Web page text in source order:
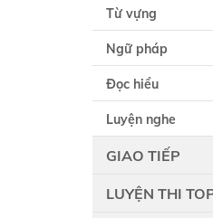
Từ vựng
Ngữ pháp
Đọc hiểu
Luyện nghe
GIAO TIẾP
LUYỆN THI